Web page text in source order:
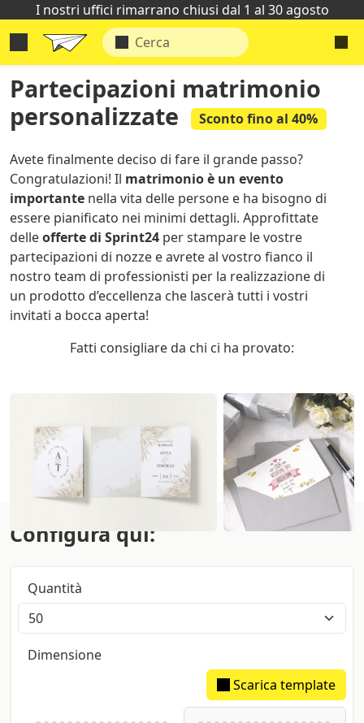
I nostri uffici rimarrano chiusi dal 1 al 30 agosto
Partecipazioni matrimonio
personalizzate
Sconto fino al 40%
Avete finalmente deciso di fare il grande passo?
Congratulazioni! Il matrimonio è un evento
importante nella vita delle persone e ha bisogno di
essere pianificato nei minimi dettagli. Approfittate
delleofferte di Sprint24 per stampare le vostre
partecipazioni di nozze e avrete al vostro fianco il
nostro team di professionisti per la realizzazione di
un prodotto d’eccellenza che lascerà tutti i vostri
invitati a bocca aperta!
Fatti consigliare da chi ci ha provato:
Configura qui:
Quantità
Dimensione
Scarica template